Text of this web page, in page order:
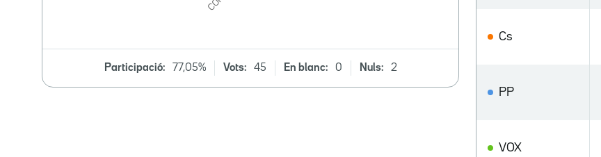
Participació: 77,05% Vots: 45 En blanc: 0 Nuls: 2
Cs
PP
VOX